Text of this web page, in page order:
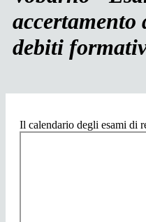
accertamento
debiti
Il calendario degli esami di